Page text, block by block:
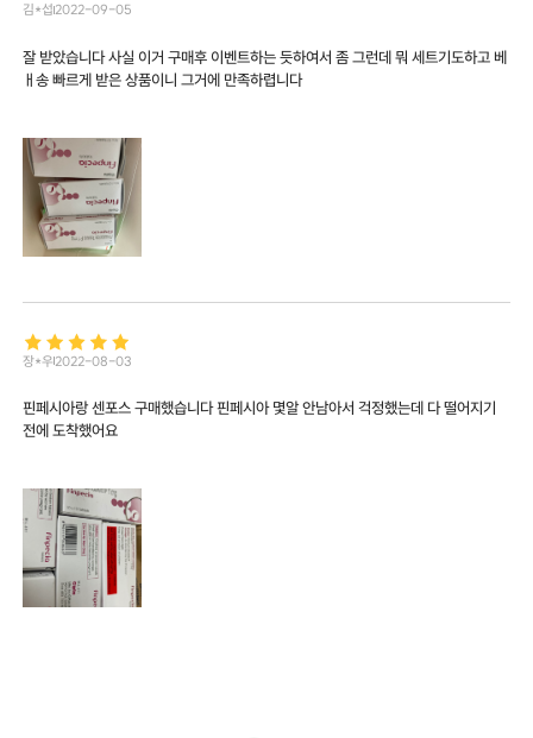
김*섭2022-09-05
잘 받았습니다 사실 이거 구매후 이벤트하는 듯하여서 좀 그런데 뭐 세트기도하고 베
ㅐ송 빠르게 받은 상품이니 그거에 만족하렵니다
장*우2022-08-03
핀페시아랑 센포스 구매했습니다 핀페시아 몇알 안남아서 걱정했는데 다 떨어지기
전에 도착했어요